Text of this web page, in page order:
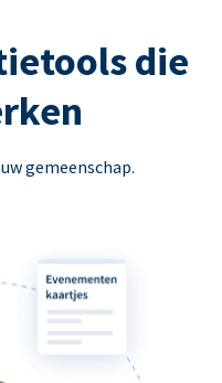
die
gemeenschap.